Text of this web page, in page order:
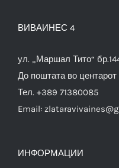
ВИВАИНЕС 4
ул. „Маршал Тито“
До поштата во центарот
Тел. +389 71380085
Email:
ИНФОРМАЦИИ